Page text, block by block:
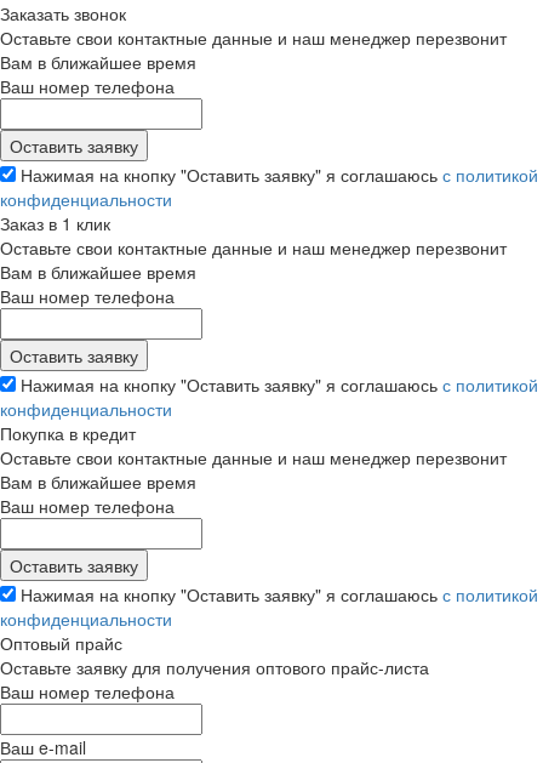
Заказать звонок
Оставьте свои контактные данные и наш менеджер перезвонит
Вам в ближайшее время
Ваш номер телефона
Нажимая на кнопку "Оставить заявку" я соглашаюсь с политикой
конфиденциальности
Заказ в 1 клик
Оставьте свои контактные данные и наш менеджер перезвонит
Вам в ближайшее время
Ваш номер телефона
Нажимая на кнопку "Оставить заявку" я соглашаюсь с политикой
конфиденциальности
Покупка в кредит
Оставьте свои контактные данные и наш менеджер перезвонит
Вам в ближайшее время
Ваш номер телефона
Нажимая на кнопку "Оставить заявку" я соглашаюсь с политикой
конфиденциальности
Оптовый прайс
Оставьте заявку для получения оптового прайс-листа
Ваш номер телефона
Ваш e-mail